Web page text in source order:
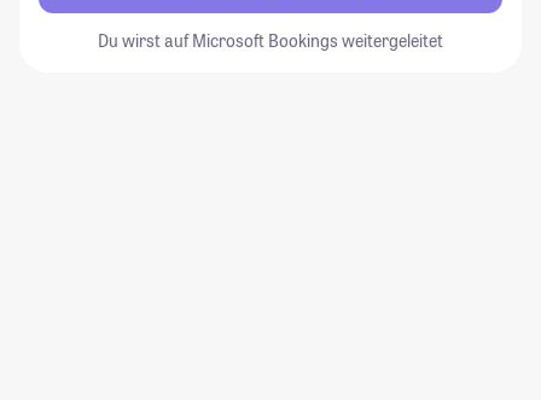
Du wirst auf Microsoft Bookings weitergeleitet